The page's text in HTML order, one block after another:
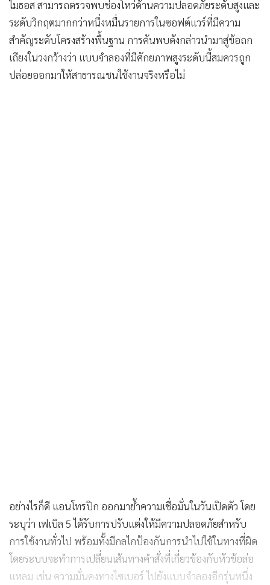
สำคัญระดับโครงสร้างพื้นฐาน การค้นพบดังกล่าวนำมาสู่ข้อถก
เถียงในวงกว้างว่า แบบจำลองที่มีศักยภาพสูงระดับนี้สมควรถูก
ปล่อยออกมาให้สาธารณชนใช้งานจริงหรือไม่